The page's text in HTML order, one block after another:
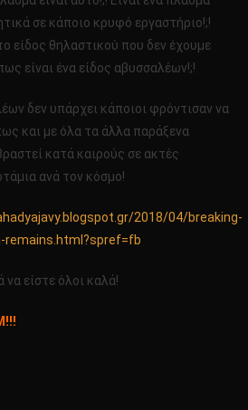
σε κάποιο κρυφό εργαστήριο!;!
είδος θηλαστικού που δεν έχουμε
είναι ένα είδος αβυσσαλέων!;!
δεν υπάρχει κάποιοι φρόντισαν να
και με όλα τα άλλα παράξενα
κατά καιρούς σε ακτές
ανά τον κόσμο!
2018/04/breaking-
είστε όλοι καλά!